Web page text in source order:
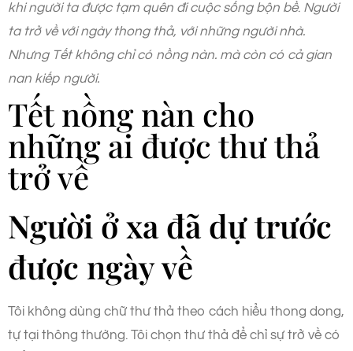
khi người ta được tạm quên đi cuộc sống bộn bề. Người
ta trở về với ngày thong thả, với những người nhà.
Nhưng Tết không chỉ có nồng nàn. mà còn có cả gian
nan kiếp người.
Tết nồng nàn cho
những ai được thư thả
trở về
Người ở xa đã dự trước
được ngày về
Tôi không dùng chữ thư thả theo cách hiểu thong dong,
tự tại thông thường. Tôi chọn thư thả để chỉ sự trở về có